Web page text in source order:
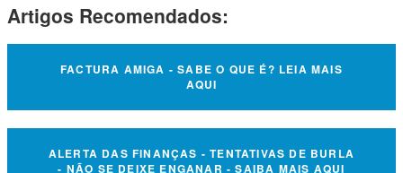
Artigos Recomendados:
FACTURA AMIGA - SABE O QUE É? LEIA MAIS
AQUI
ALERTA DAS FINANÇAS - TENTATIVAS DE BURLA
- NÃO SE DEIXE ENGANAR - SAIBA MAIS AQUI